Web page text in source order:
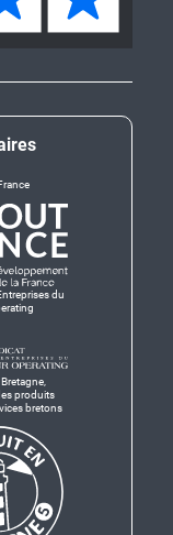
du
produits
bretons